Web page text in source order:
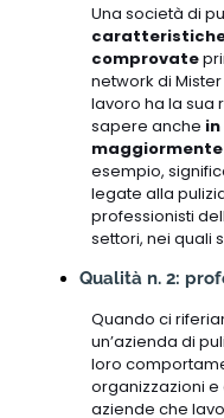
Una società di
caratteristiche
comprovate
network di
lavoro ha la sua
sapere anche
esempio,
legate alla
professionisti
settori, nei quali
Qualità n. 2:
Quando ci
un’azienda di
loro
organizzazioni e
aziende che